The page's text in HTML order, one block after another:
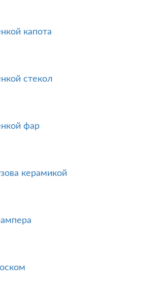
капота
стекол
фар
керамикой